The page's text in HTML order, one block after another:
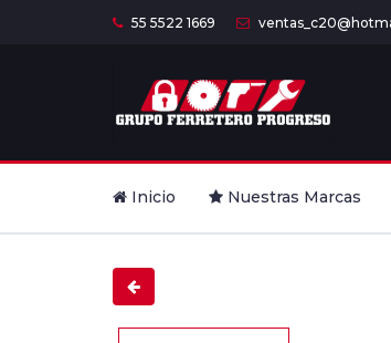
55 5522 1669
Inicio Nuestras Marcas